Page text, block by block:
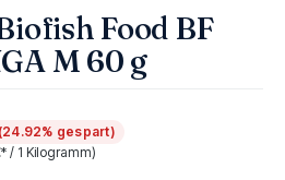
Food BF
M 60 g
(24.92% gespart)
/ 1 Kilogramm)